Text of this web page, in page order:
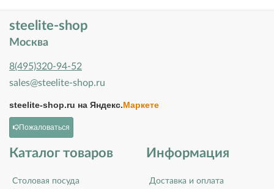
steelite-shop
Москва
8(495)320-94-52
sales@steelite-shop.ru
steelite-shop.ru на Яндекс.Маркете
Пожаловаться
Каталог товаров
Столовая посуда
Информация
Доставка и оплата